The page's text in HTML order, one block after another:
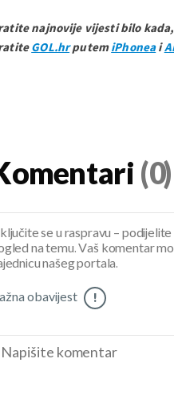
najnovije vijesti bilo
GOL.hrputemiPhoneai
(0)
se u raspravu –
na temu. Vaš komentar
našeg portala.
obavijest !